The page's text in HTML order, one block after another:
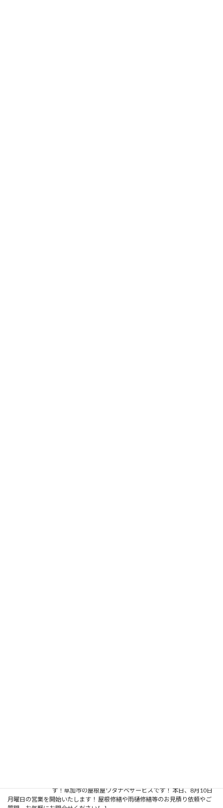
す！草加市の屋根屋ワタナベサービスです！ 本日、8月10日
月曜日の営業を開始いたします！ 屋根修繕や雨樋修繕等のお見積り依頼やご